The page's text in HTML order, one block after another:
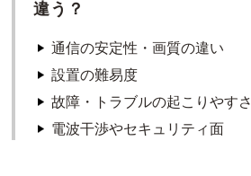
違う？
通信の安定性・画質の違い
設置の難易度
故障・トラブルの起こりやすさ
電波干渉やセキュリティ面